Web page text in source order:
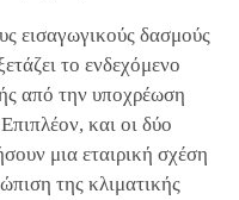
εισαγωγικούς δασμούς
το ενδεχόμενο
από την υποχρέωση
και οι δύο
μια εταιρική σχέση
της κλιματικής